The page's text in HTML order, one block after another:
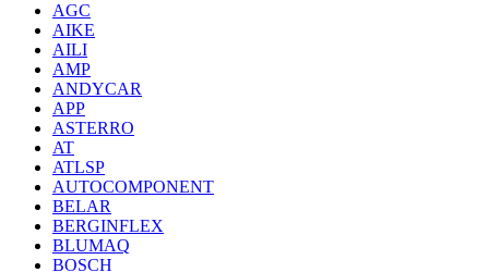
AGC
AIKE
AILI
AMP
ANDYCAR
APP
ASTERRO
AT
ATLSP
AUTOCOMPONENT
BELAR
BERGINFLEX
BLUMAQ
BOSCH